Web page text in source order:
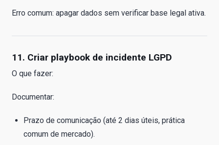
Erro comum: apagar dados sem verificar base legal ativa.
11. Criar playbook de incidente LGPD
O que fazer:
Documentar:
Prazo de comunicação (até 2 dias úteis, prática
comum de mercado).